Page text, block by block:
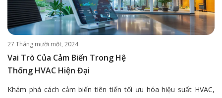
27 Tháng mười một, 2024
Vai Trò Của Cảm Biến Trong Hệ
Thống HVAC Hiện Đại
Khám phá cách cảm biến tiên tiến tối ưu hóa hiệu suất HVAC,